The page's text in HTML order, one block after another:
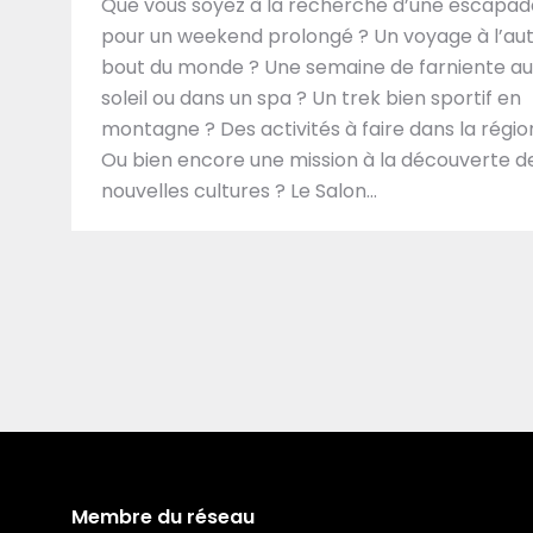
pour un weekend prolongé ? Un voyage à
bout du monde ? Une semaine de farniente au
soleil ou dans un spa ? Un trek bien sportif en
montagne ? Des activités à faire dans la
Ou bien encore une mission à la découverte
nouvelles cultures ? Le Salon…
Membre du réseau